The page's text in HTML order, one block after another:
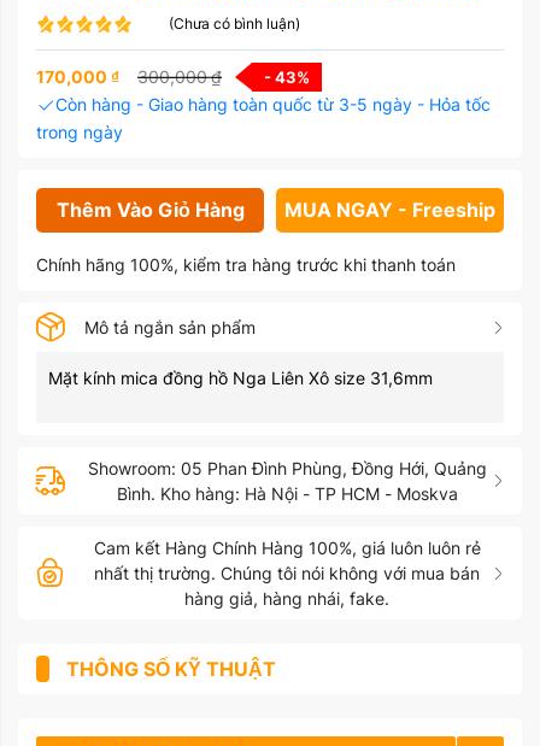
(Chưa có bình luận)
170,000 ₫ 300,000₫ - 43%
Còn hàng - Giao hàng toàn quốc từ 3-5 ngày - Hỏa tốc
trong ngày
Thêm Vào Giỏ Hàng MUA NGAY - Freeship
Chính hãng 100%, kiểm tra hàng trước khi thanh toán
Mô tả ngắn sản phẩm
Mặt kính mica đồng hồ Nga Liên Xô size 31,6mm
Showroom: 05 Phan Đình Phùng, Đồng Hới, Quảng
Bình. Kho hàng: Hà Nội - TP HCM - Moskva
Cam kết Hàng Chính Hàng 100%, giá luôn luôn rẻ
nhất thị trường. Chúng tôi nói không với mua bán
hàng giả, hàng nhái, fake.
THÔNG SỐ KỸ THUẬT